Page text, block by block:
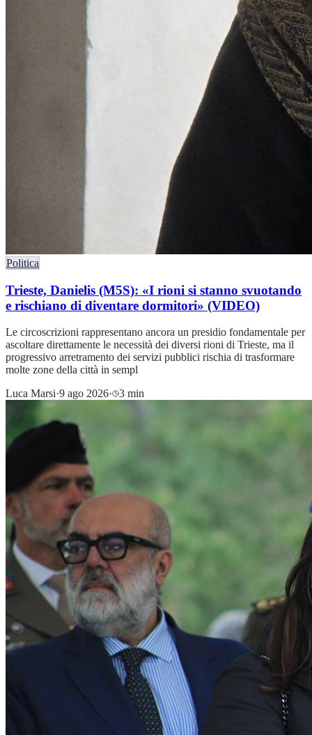
Politica
Trieste, Danielis (M5S): «I rioni si stanno svuotando
e rischiano di diventare dormitori» (VIDEO)
Le circoscrizioni rappresentano ancora un presidio fondamentale per
ascoltare direttamente le necessità dei diversi rioni di Trieste, ma il
progressivo arretramento dei servizi pubblici rischia di trasformare
molte zone della città in sempl
Luca Marsi·9 ago 2026· 3 min